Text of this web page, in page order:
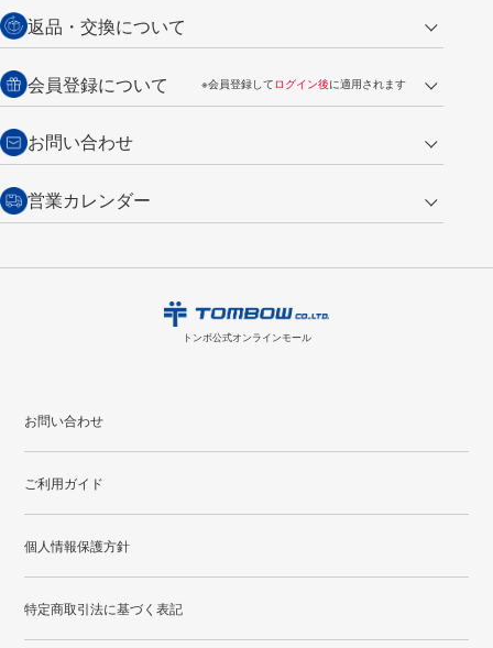
代金引換
銀行振込【前払い】
営業日午前11時までの決済完了の
ご注文は翌営業日の発送
送料：全国一律 660円（税込）
詳しくはご利用ガイドをご覧ください。
返品・交換について
返品の場合
商品到着後7日以内・未使用品に限り返品を承ります。問い合わせフォーム
い。
商品到着後7日以内に限り交換を承ります。
からご連絡
会員登録について ※会員登録してログイン後に適用されます
・新規ご入会で
・税込み2,200円以上のお買い上げで
・次回のお買い物に使えるポイントがお買い上げごとに
ント 付与されます。
会員登録はこちら
お問い合わせ
トンボ製品・サービスに関する
お問い合わせ
購入・返品に関するお問い合わせ
営業カレンダー
16
17 18 19 20 21
22
23
24
20
21
●配送休日
トンボ公式オンラインモール
お問い合わせ
ご利用ガイド
個人情報保護方針
特定商取引法に基づく表記